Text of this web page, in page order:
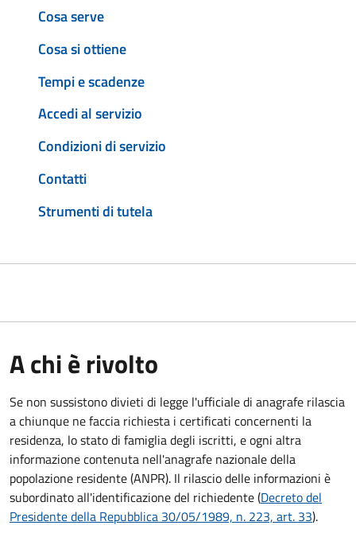
Cosa serve
Cosa si ottiene
Tempi e scadenze
Accedi al servizio
Condizioni di servizio
Contatti
Strumenti di tutela
A chi è rivolto
Se non sussistono divieti di legge l'ufficiale di anagrafe rilascia
a chiunque ne faccia richiesta i certificati concernenti la
residenza, lo stato di famiglia degli iscritti, e ogni altra
informazione contenuta nell'anagrafe nazionale della
popolazione residente (ANPR). Il rilascio delle informazioni è
subordinato all'identificazione del richiedente (Decreto del
Presidente della Repubblica 30/05/1989, n. 223, art. 33).